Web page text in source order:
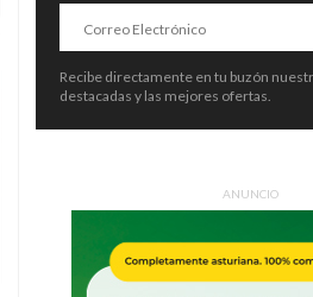
Dr. Lokomoto conquista Somao y se
mete en la gran final de FestiAMAS
28 de Jun de 2026
Recibe directamente en tu buzón
destacadas y las mejores ofertas.
ANUNCIO